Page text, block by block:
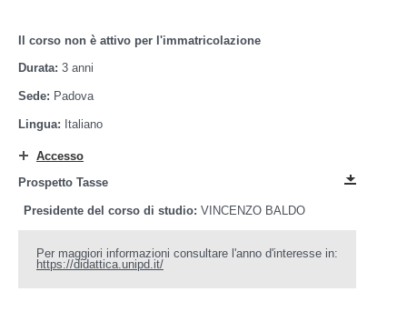
Il corso non è attivo per l'immatricolazione
Durata: 3 anni
Sede: Padova
Lingua: Italiano
Accesso
Prospetto Tasse
Presidente del corso di studio: VINCENZO BALDO
Per maggiori informazioni consultare l'anno d'interesse in:
https://didattica.unipd.it/